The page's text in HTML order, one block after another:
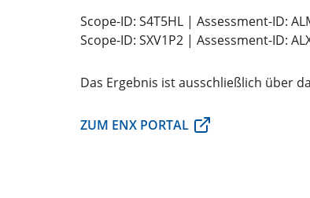
Scope-ID: S4T5HL | Assessment-ID:
Scope-ID: SXV1P2 | Assessment-ID:
Das Ergebnis ist ausschließlich über
ZUM ENX PORTAL